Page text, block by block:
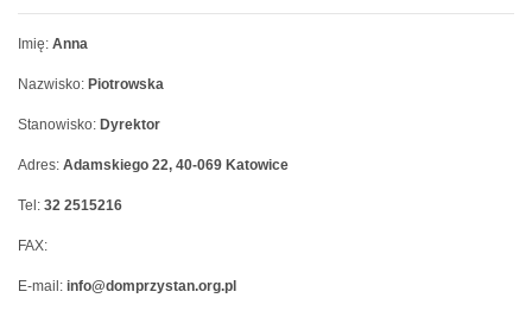
Imię: Anna
Nazwisko: Piotrowska
Stanowisko: Dyrektor
Adres: Adamskiego 22, 40-069 Katowice
Tel: 32 2515216
FAX:
E-mail: info@domprzystan.org.pl